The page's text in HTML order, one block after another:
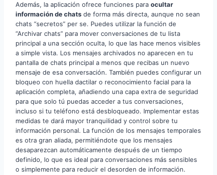
Además, la aplicación ofrece funciones para ocultar
información de chats de forma más directa, aunque no sean
chats “secretos” per se. Puedes utilizar la función de
“Archivar chats” para mover conversaciones de tu lista
principal a una sección oculta, lo que las hace menos visibles
a simple vista. Los mensajes archivados no aparecen en tu
pantalla de chats principal a menos que recibas un nuevo
mensaje de esa conversación. También puedes configurar un
bloqueo con huella dactilar o reconocimiento facial para la
aplicación completa, añadiendo una capa extra de seguridad
para que solo tú puedas acceder a tus conversaciones,
incluso si tu teléfono está desbloqueado. Implementar estas
medidas te dará mayor tranquilidad y control sobre tu
información personal. La función de los mensajes temporales
es otra gran aliada, permitiéndote que los mensajes
desaparezcan automáticamente después de un tiempo
definido, lo que es ideal para conversaciones más sensibles
o simplemente para reducir el desorden de información.